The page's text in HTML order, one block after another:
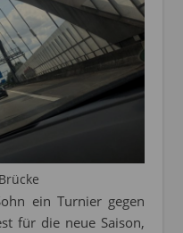
ein Turnier gegen
für die neue Saison,